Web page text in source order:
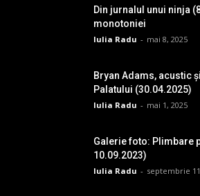
Din jurnalul unui ninja
monotoniei
Iulia Radu - mai 8, 2025
Bryan Adams, acustic
Palatului (30.04.2025)
Iulia Radu - mai 1, 2025
Galerie foto: Plimbare
10.09.2023)
Iulia Radu - septembrie